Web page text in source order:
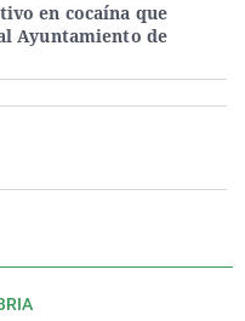
en cocaína que
Ayuntamiento de